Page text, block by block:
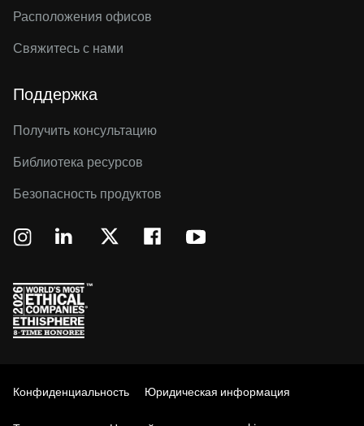
Расположения офисов
Свяжитесь с нами
Поддержка
Получить консультацию
Библиотека ресурсов
Безопасность продуктов
Конфиденциальность Юридическая информация